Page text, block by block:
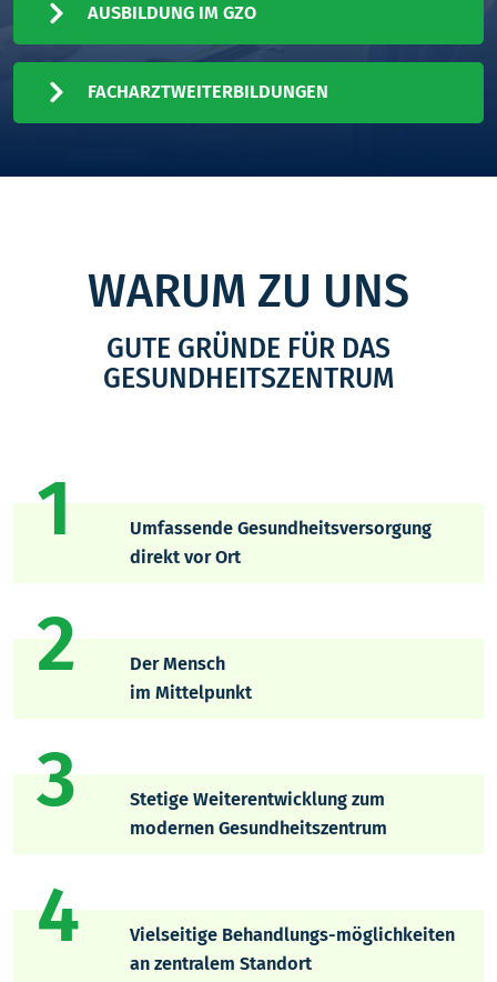
AUSBILDUNG IM GZO
FACHARZTWEITERBILDUNGEN
WARUM ZU UNS
GUTE GRÜNDE FÜR DAS
GESUNDHEITSZENTRUM
1
Umfassende Gesundheitsversorgung
direkt vor Ort
2
Der Mensch
im Mittelpunkt
3
Stetige Weiterentwicklung zum
modernen Gesundheitszentrum
4
Vielseitige Behandlungs-möglichkeiten
an zentralem Standort